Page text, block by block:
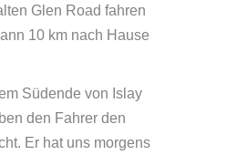
Glen Road fahren
10 km nach Hause
Südende von Islay
den Fahrer den
Er hat uns morgens